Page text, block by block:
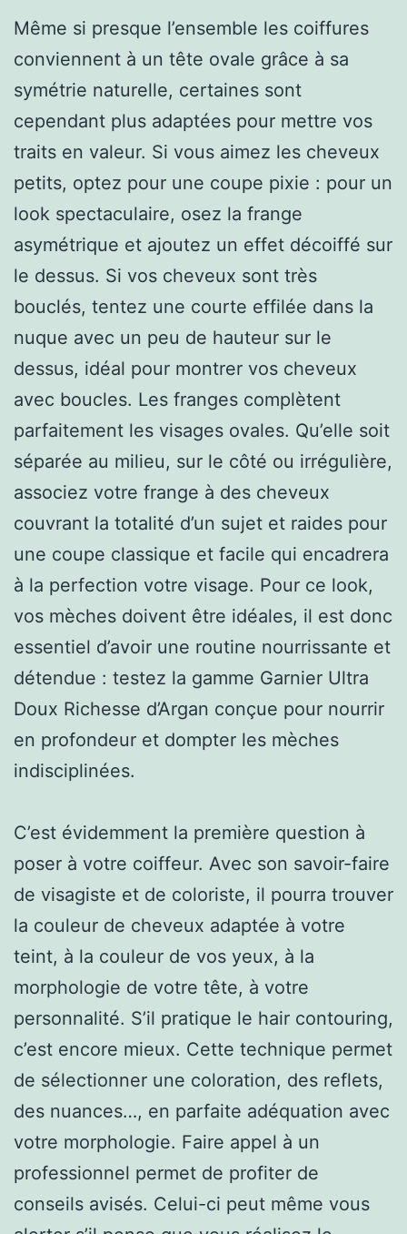
Même si presque l’ensemble les coiffures
conviennent à un tête ovale grâce à sa
symétrie naturelle, certaines sont
cependant plus adaptées pour mettre vos
traits en valeur. Si vous aimez les cheveux
petits, optez pour une coupe pixie : pour un
look spectaculaire, osez la frange
asymétrique et ajoutez un effet décoiffé sur
le dessus. Si vos cheveux sont très
bouclés, tentez une courte effilée dans la
nuque avec un peu de hauteur sur le
dessus, idéal pour montrer vos cheveux
avec boucles. Les franges complètent
parfaitement les visages ovales. Qu’elle soit
séparée au milieu, sur le côté ou irrégulière,
associez votre frange à des cheveux
couvrant la totalité d’un sujet et raides pour
une coupe classique et facile qui encadrera
à la perfection votre visage. Pour ce look,
vos mèches doivent être idéales, il est donc
essentiel d’avoir une routine nourrissante et
détendue : testez la gamme Garnier Ultra
Doux Richesse d’Argan conçue pour nourrir
en profondeur et dompter les mèches
indisciplinées.
C’est évidemment la première question à
poser à votre coiffeur. Avec son savoir-faire
de visagiste et de coloriste, il pourra trouver
la couleur de cheveux adaptée à votre
teint, à la couleur de vos yeux, à la
morphologie de votre tête, à votre
personnalité. S’il pratique le hair contouring,
c’est encore mieux. Cette technique permet
de sélectionner une coloration, des reflets,
des nuances…, en parfaite adéquation avec
votre morphologie. Faire appel à un
professionnel permet de profiter de
conseils avisés. Celui-ci peut même vous